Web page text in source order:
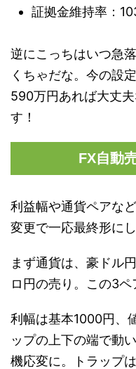
証拠金維持率：
逆にこっちはいつ急
くちゃだな。今の設
590万円あれば大丈
す！
FX自動
利益幅や通貨ペアな
変更で一応最終形に
まず通貨は、豪ドル
ロ円の売り。この3ペ
利幅は基本1000円、
ップの上下の端で動
機応変に。トラップ